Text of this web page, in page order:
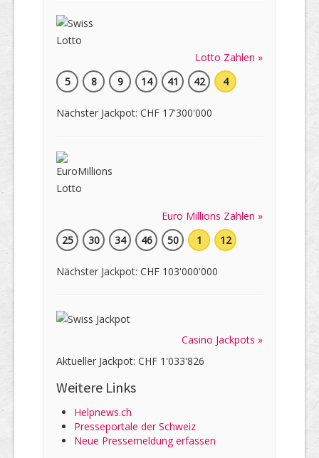
Lotto Zahlen »
5
8 9 14 41 42 4
Nächster Jackpot: CHF 17'300'000
Euro Millions Zahlen »
25
30 34 46 50 1 12
Nächster Jackpot: CHF 103'000'000
Casino Jackpots »
Aktueller Jackpot: CHF 1'033'826
Weitere Links
Helpnews.ch
Presseportale der Schweiz
Neue Pressemeldung erfassen